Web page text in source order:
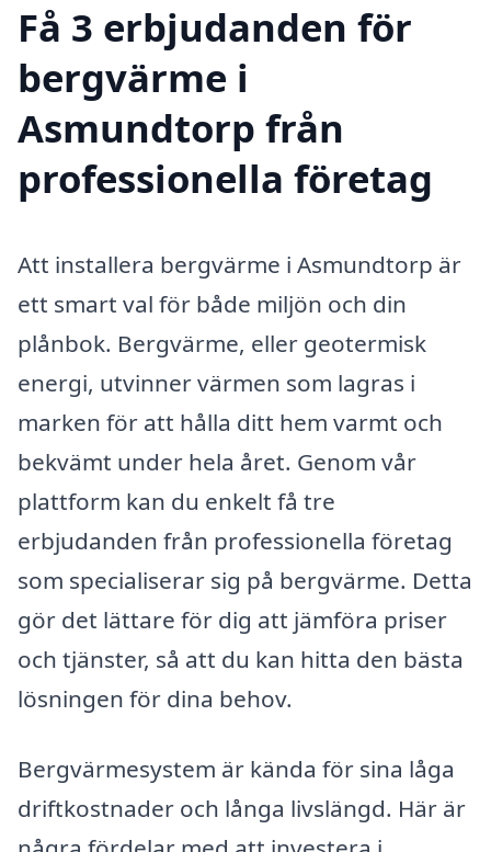
Få 3 erbjudanden för
bergvärme i
Asmundtorp från
professionella företag
Att installera bergvärme i Asmundtorp är
ett smart val för både miljön och din
plånbok. Bergvärme, eller geotermisk
energi, utvinner värmen som lagras i
marken för att hålla ditt hem varmt och
bekvämt under hela året. Genom vår
plattform kan du enkelt få tre
erbjudanden från professionella företag
som specialiserar sig på bergvärme. Detta
gör det lättare för dig att jämföra priser
och tjänster, så att du kan hitta den bästa
lösningen för dina behov.
Bergvärmesystem är kända för sina låga
driftkostnader och långa livslängd. Här är